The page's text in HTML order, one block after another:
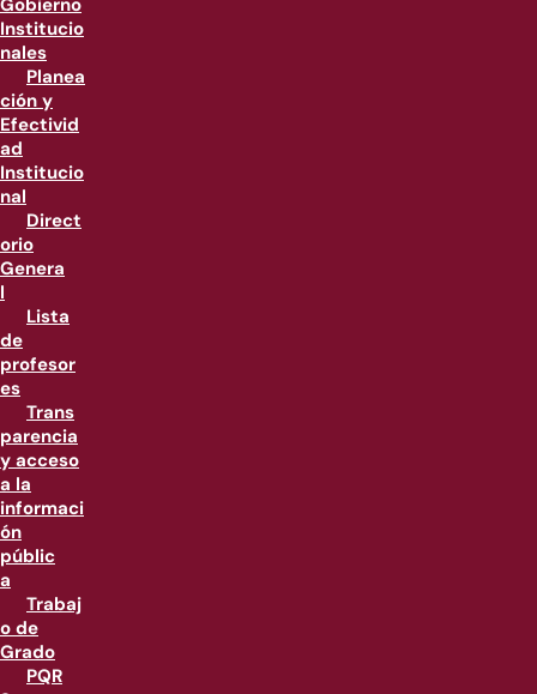
Gobierno
Institucio
nales
Planea
ción y
Efectivid
ad
Institucio
nal
Direct
orio
Genera
l
Lista
de
profesor
es
Trans
parencia
y acceso
a la
informaci
ón
públic
a
Trabaj
o de
Grado
PQR